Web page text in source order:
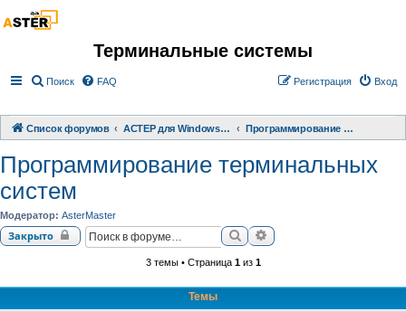
Терминальные системы
Поиск FAQ Вход
Регистрация
Список форумов АСТЕР для Windows 2000/XP/ 7/ 8/ 10 Программирование терминальных систем
Программирование терминальных
систем
Модератор: AsterMaster
Закрыто ПоискРасширенный поиск
3 темы • Страница 1из 1
Темы